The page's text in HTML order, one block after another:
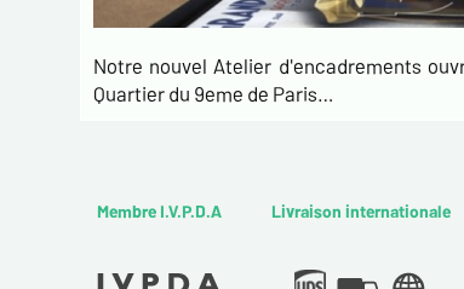
Notre nouvel Atelier d'encadrements
Quartier du 9eme de Paris…
Membre I.V.P.D.A Livraison internationale